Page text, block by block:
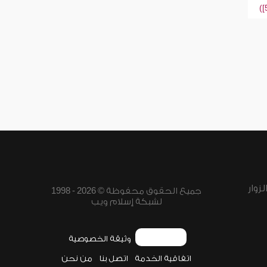
جميع الحقوق محفوظة © 2026 - 1998
لشبكة إسلام ويب
وثيقة الخصوصية
اتفاقية الخدمة اتصل بنا من نحن